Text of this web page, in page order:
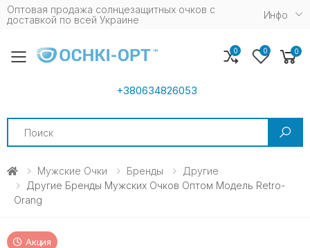
Оптовая продажа солнцезащитных очков c
доставкой по всей Украине
Инфо
Toggle mobile menu
+380634826053
Search
0 0 0
Мужские Очки Бренды
Другие
Другие Бренды Мужских Очков Оптом Модель Retro-
Orang
Акция